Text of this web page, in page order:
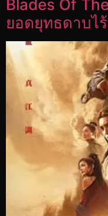
Blades Of
ยอดยุทธดาบไ